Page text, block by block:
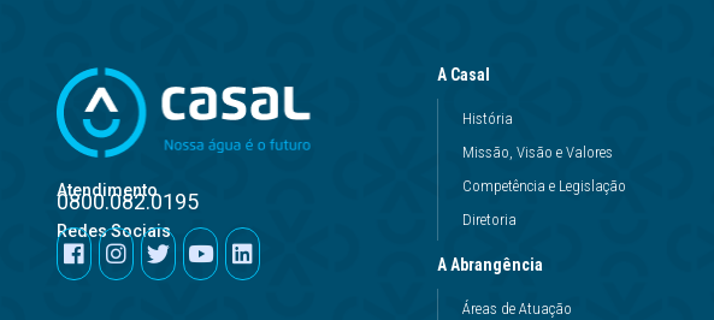
Atendimento
0800.082.0195
Redes Sociais
A Casal
História
Missão, Visão e Valores
Competência e Legislação
Diretoria
A Abrangência
Áreas de Atuação